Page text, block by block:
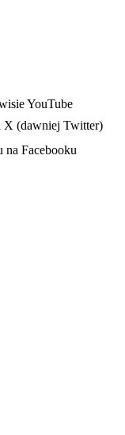
YouTube
X (dawniej Twitter)
na Facebooku